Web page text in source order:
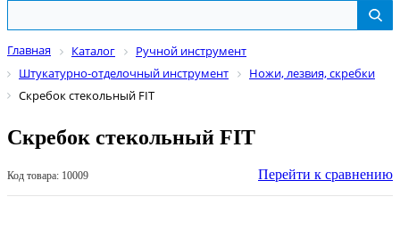
Главная Каталог
Ручной инструмент
Штукатурно-отделочный инструмент
Ножи, лезвия, скребки
Скребок стекольный FIT
Скребок стекольный FIT
Код товара: 10009 Перейти к сравнению